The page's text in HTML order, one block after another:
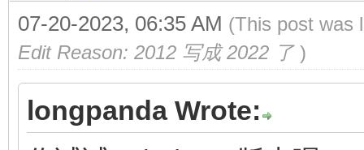
07-20-2023, 06:35 AM (This post was
Edit Reason: 2012 写成 2022 了 )
longpanda Wrote: